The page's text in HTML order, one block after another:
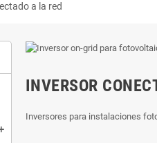
a la red
INVERSOR
Inversores para instalaciones